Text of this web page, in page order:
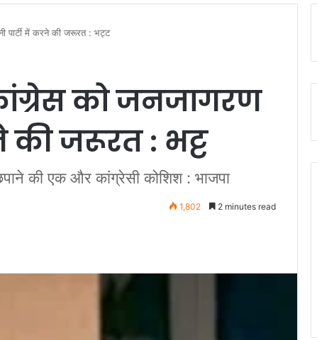
पार्टी में करने की जरूरत : भट्ट
को जनजागरण
की जरूरत : भट्ट
की एक और कांग्रेसी कोशिश : भाजपा
1,802 2 minutes read